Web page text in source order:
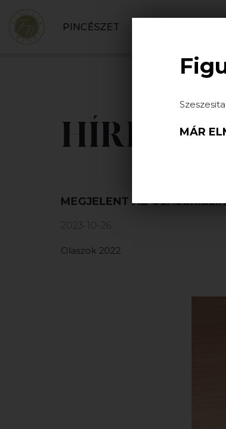
PINCÉSZET
HÍREK
MEGJELENT AZ
2023-10-26
Olaszok 2022
MÁR